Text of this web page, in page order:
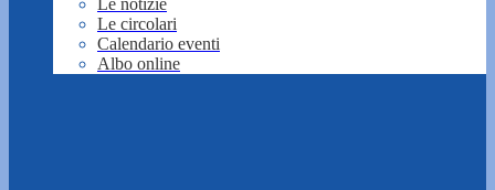
Le notizie
Le circolari
Calendario eventi
Albo online